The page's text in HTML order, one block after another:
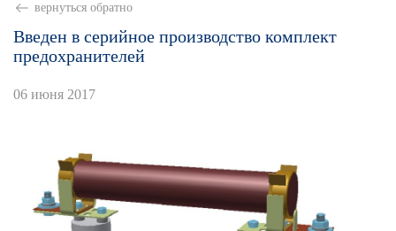
вернуться обратно
Введен в серийное производство комплект
предохранителей
06 июня 2017